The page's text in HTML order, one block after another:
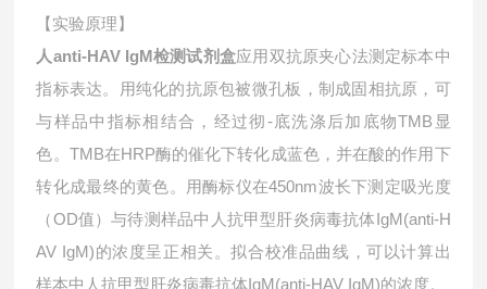
【实验原理】
人anti-HAV IgM检测试剂盒应用双抗原夹心法测定标本中
指标表达。用纯化的抗原包被微孔板，制成固相抗原，可
与样品中指标相结合，经过彻-底洗涤后加底物TMB显
色。TMB在HRP酶的催化下转化成蓝色，并在酸的作用下
转化成最终的黄色。用酶标仪在450nm波长下测定吸光度
（OD值）与待测样品中 人抗甲型肝炎病毒抗体IgM(anti-H
AV IgM)的浓度呈正相关。拟合校准品曲线，可以计算出
样本中 人抗甲型肝炎病毒抗体IgM(anti-HAV IgM)的浓度。